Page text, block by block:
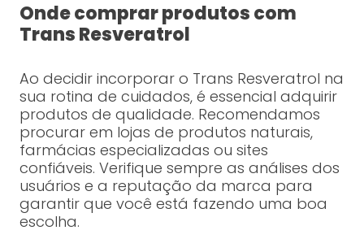
Onde comprar produtos com
Trans Resveratrol
Ao decidir incorporar o Trans Resveratrol na
sua rotina de cuidados, é essencial adquirir
produtos de qualidade. Recomendamos
procurar em lojas de produtos naturais,
farmácias especializadas ou sites
confiáveis. Verifique sempre as análises dos
usuários e a reputação da marca para
garantir que você está fazendo uma boa
escolha.